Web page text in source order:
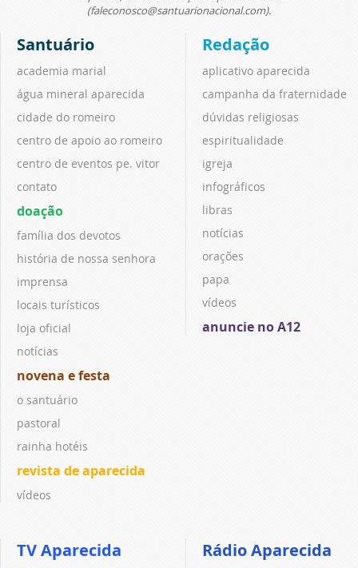
(faleconosco@santuarionacional.com).
Santuário
academia marial
água mineral aparecida
cidade do romeiro
centro de apoio ao romeiro
centro de eventos pe. vitor
contato
doação
família dos devotos
história de nossa senhora
imprensa
locais turísticos
loja oficial
notícias
novena e festa
o santuário
pastoral
rainha hotéis
revista de aparecida
vídeos
Redação
aplicativo aparecida
campanha da fraternidade
dúvidas religiosas
espiritualidade
igreja
infográficos
libras
notícias
orações
papa
vídeos
anuncie no A12
TV Aparecida Rádio Aparecida